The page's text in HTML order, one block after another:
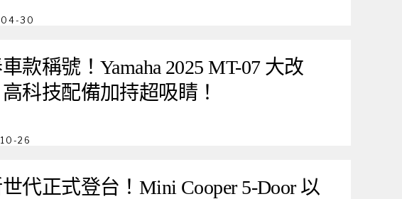
30
款稱號！Yamaha 2025 MT-07 大改
科技配備加持超吸睛！
26
代正式登台！Mini Cooper 5-Door 以